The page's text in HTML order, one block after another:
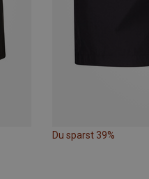
Du sparst 39%